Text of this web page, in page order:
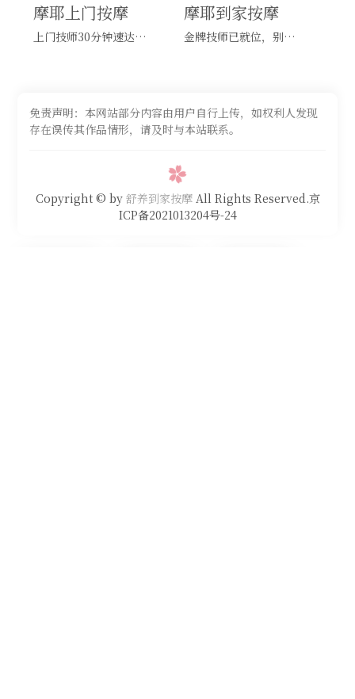
摩耶上门按摩
上门技师30分钟速达，别问，快约！
摩耶到家按摩
金牌技师已就位，别纠结，马上预约！
免责声明：本网站部分内容由用户自行上传，如权利人发现
存在误传其作品情形，请及时与本站联系。
Copyright © by 舒养到家按摩All Rights Reserved.京
ICP备2021013204号-24